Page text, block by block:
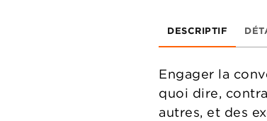
DESCRIPTIF
Engager la
quoi dire,
autres, et des